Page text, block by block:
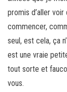
promis d’aller
commencer,
seul, est cela, ça
est une vraie
tout sorte et
vous.